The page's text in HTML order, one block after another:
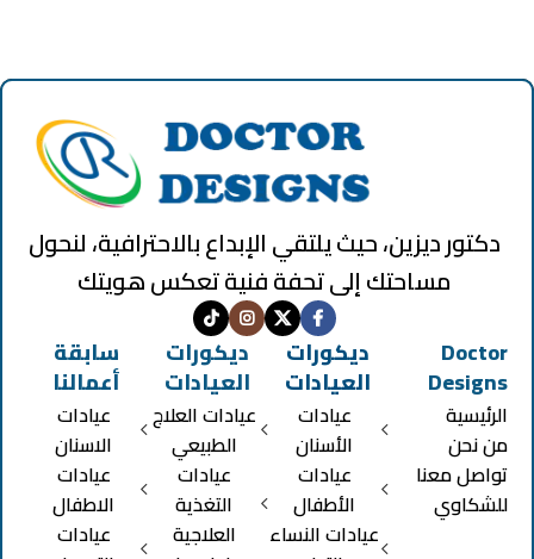
دكتور ديزين، حيث يلتقي الإبداع بالاحترافية، لنحول
مساحتك إلى تحفة فنية تعكس هويتك
Doctor
Designs
الرئيسية
من نحن
تواصل معنا
للشكاوي
ديكورات
العيادات
عيادات
الأسنان
عيادات
الأطفال
عيادات النساء
ديكورات
العيادات
عيادات العلاج
الطبيعي
عيادات
التغذية
العلاجية
سابقة
أعمالنا
عيادات
الاسنان
عيادات
الاطفال
عيادات